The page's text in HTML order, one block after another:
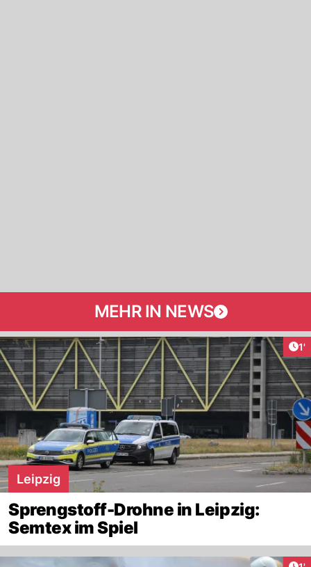
MEHR IN NEWS
1'
Leipzig
Sprengstoff-Drohne in Leipzig:
Semtex im Spiel